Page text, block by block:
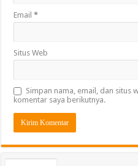
Email*
Situs Web
Simpan nama, email, dan situs
komentar saya berikutnya.